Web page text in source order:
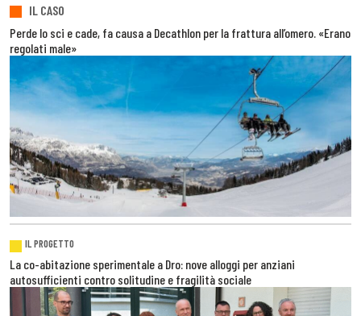
IL CASO
Perde lo sci e cade, fa causa a Decathlon per la frattura all’omero. «Erano
regolati male»
IL PROGETTO
La co-abitazione sperimentale a Dro: nove alloggi per anziani
autosufficienti contro solitudine e fragilità sociale